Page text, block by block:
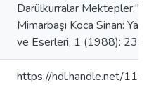
Darülkurralar Mektepler."
Mimarbaşı Koca Sinan:
ve Eserleri, 1 (1988):
https://hdl.handle.net/